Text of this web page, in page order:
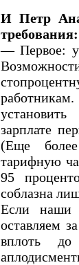
И Петр
требования:
— Первое:
зарплате
(Еще
тарифную
95
соблазна
Если наши
оставляем
вплоть